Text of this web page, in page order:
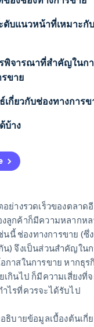
งดับแนวหน้าที่เหมาะกั
สร้างเองในองค์กร
รณ์เคลื่อนที่
พิจารณาที่สำคัญในก
ขาย
ารขายต่างๆ แย่งยอดข
มที่
การรองรับช่องทางกา
เกี่ยวกับช่องทางการข
มเมิร์ซ
พลตฟอร์มรวมมาใช้
เป็นช่องทางการขาย
บ้าง
ย่างรวดเร็วของตลาด
ลูกค้าก็มีความหลากห
ช่นนี้ ช่องทางการขาย (
) จึงเป็นส่วนสำคัญใน
กาสในการขาย หากธุ
เกินไป ก็มีความเสี่ยงที่
ไรที่ควรจะได้รับไป
ธิบายข้อมูลเบื้องต้นเกี่